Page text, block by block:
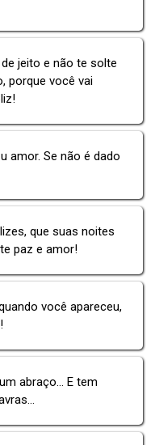
jeito e não te solte
porque você vai
amor. Se não é dado
que suas noites
paz e amor!
você apareceu,
abraço... E tem